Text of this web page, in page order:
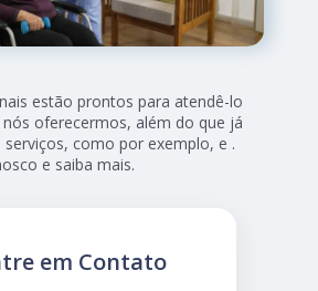
estão prontos para atendê-lo
oferecermos, além do que já
como por exemplo, e .
e saiba mais.
em Contato